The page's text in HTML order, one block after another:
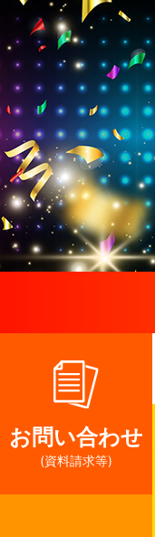
n
e
n
お問い合わせ
(資料請求等)